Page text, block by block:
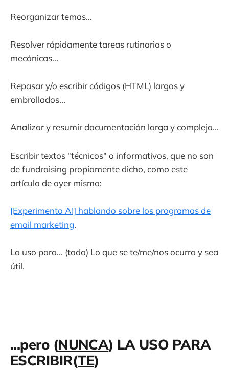
Reorganizar temas...
Resolver rápidamente tareas rutinarias o
mecánicas...
Repasar y/o escribir códigos (HTML) largos y
embrollados...
Analizar y resumir documentación larga y compleja...
Escribir textos "técnicos" o informativos, que no son
de fundraising propiamente dicho, como este
artículo de ayer mismo:
[Experimento AI] hablando sobre los programas de
email marketing.
La uso para... (todo) Lo que se te/me/nos ocurra y sea
útil.
...pero (NUNCA) LA USO PARA
ESCRIBIR(TE)